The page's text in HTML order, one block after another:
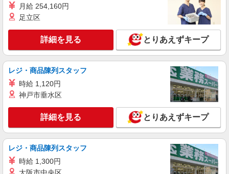
キープ 詳細を見る
株式会社kotrio /●SW-H1-1665564
【1日1.2万〜】竹ノ塚駅☆シーツ交換・食事配
膳など
時給1650円〜2312円 ＜日払い有/週払い有/交
東京都足立区 ※最寄り駅：竹ノ塚
キープ 詳細を見る
月給 254,160円
足立区
詳細を見る とりあえずキープ
レジ・商品陳列スタッフ
時給 1,120円
神戸市垂水区
詳細を見る とりあえずキープ
レジ・商品陳列スタッフ
時給 1,300円